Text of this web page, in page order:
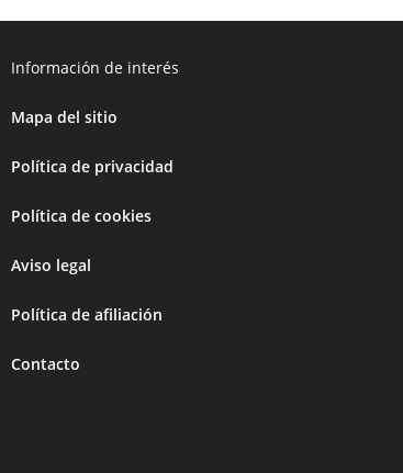
Información de interés
Mapa del sitio
Política de privacidad
Política de cookies
Aviso legal
Política de afiliación
Contacto